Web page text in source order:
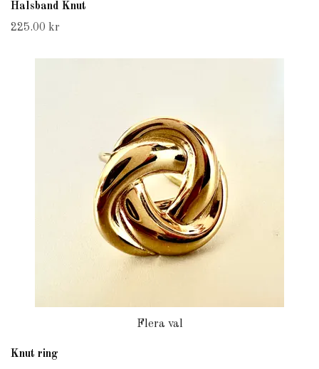
Halsband Knut
225.00 kr
Flera val
Knut ring